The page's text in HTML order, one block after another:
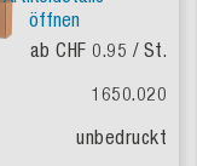
öffnen
ab CHF 0.95 / St.
1650.020
unbedruckt